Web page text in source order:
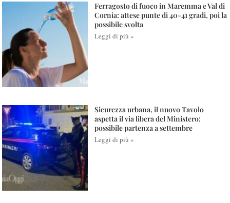
Ferragosto di fuoco in Maremma e Val di
Cornia: attese punte di 40-41 gradi, poi la
possibile svolta
Leggi di più »
Sicurezza urbana, il nuovo Tavolo
aspetta il via libera del Ministero:
possibile partenza a settembre
Leggi di più »